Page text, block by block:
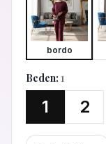
bordo
Beden: 1
1 2